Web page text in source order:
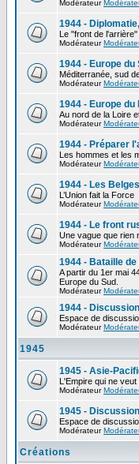
Modérateur
1944 -
Le "front de
Modérateur
1944 - Europe du
Méditerranée, sud
Modérateur
1944 - Europe du
Au nord de la Loire
Modérateur
1944 - Préparer
Les hommes et les
Modérateur
1944 - Les Belges
L’Union fait la Force
Modérateur
1944 - Le front
Une vague que rien
Modérateur
1944 - Bataille
A partir du 1er mai
Europe du Sud.
Modérateur
1944 -
Espace de
Modérateur
1945
1945 - Asie-
L'Empire qui ne
Modérateur
1945 -
Espace de
Modérateur
Créations